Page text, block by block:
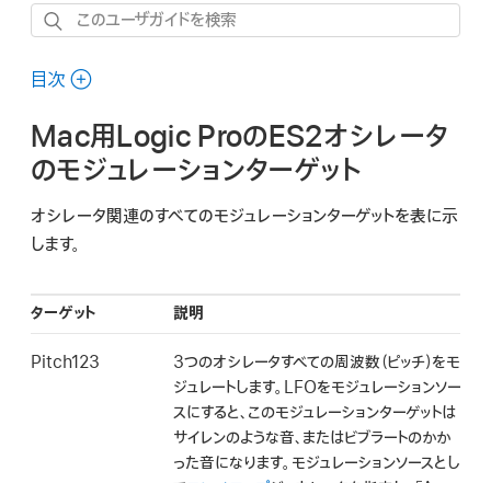
こ
ユ
ザ
ガ
ド
を
索
目次
Mac用Logic ProのES2オシレータ
のモジュレーションターゲット
オシレータ関連のすべてのモジュレーションターゲットを表に示
します。
ターゲット 説明
Pitch123
3つのオシレータすべての周波数（ピッチ）をモ
ジュレートします。LFOをモジュレーションソー
スにすると、このモジュレーションターゲットは
サイレンのような音、またはビブラートのかか
った音になります。モジュレーションソースとし